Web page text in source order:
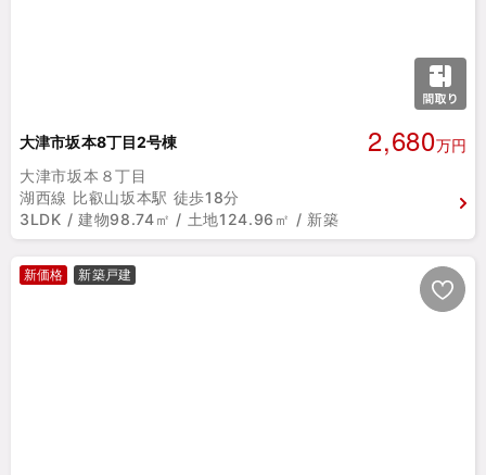
大津市坂本8丁目2号棟 2,680万円
大津市坂本８丁目
湖西線 比叡山坂本駅 徒歩18分
3LDK / 建物98.74㎡ / 土地124.96㎡ / 新築
新価格 新築戸建